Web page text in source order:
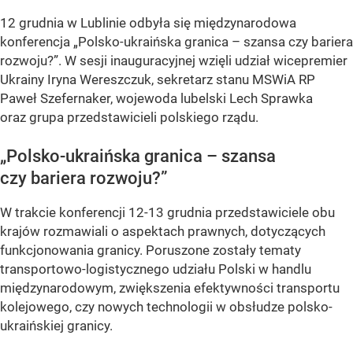
12 grudnia w Lublinie odbyła się międzynarodowa
konferencja „Polsko-ukraińska granica – szansa czy bariera
rozwoju?”. W sesji inauguracyjnej wzięli udział wicepremier
Ukrainy Iryna Wereszczuk, sekretarz stanu MSWiA RP
Paweł Szefernaker, wojewoda lubelski Lech Sprawka
oraz grupa przedstawicieli polskiego rządu.
„Polsko-ukraińska granica – szansa
czy bariera rozwoju?”
W trakcie konferencji 12-13 grudnia przedstawiciele obu
krajów rozmawiali o aspektach prawnych, dotyczących
funkcjonowania granicy. Poruszone zostały tematy
transportowo-logistycznego udziału Polski w handlu
międzynarodowym, zwiększenia efektywności transportu
kolejowego, czy nowych technologii w obsłudze polsko-
ukraińskiej granicy.